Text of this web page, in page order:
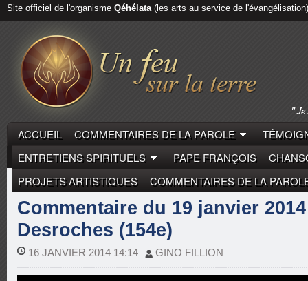
Site officiel de l'organisme Qéhélata(les arts au service de l'évangélisation)
ACCUEIL COMMENTAIRES DE LA PAROLE
ENTRETIENS SPIRITUELS
PAPE FRANÇOIS
PROJETS ARTISTIQUES
COMMENTAIRES DE LA
COMMENTAIRES DE LA PAROLE PIERRE
Commentaire du 19 janvier
Desroches (154e)
16 JANVIER 2014 14:14 GINO FILLION